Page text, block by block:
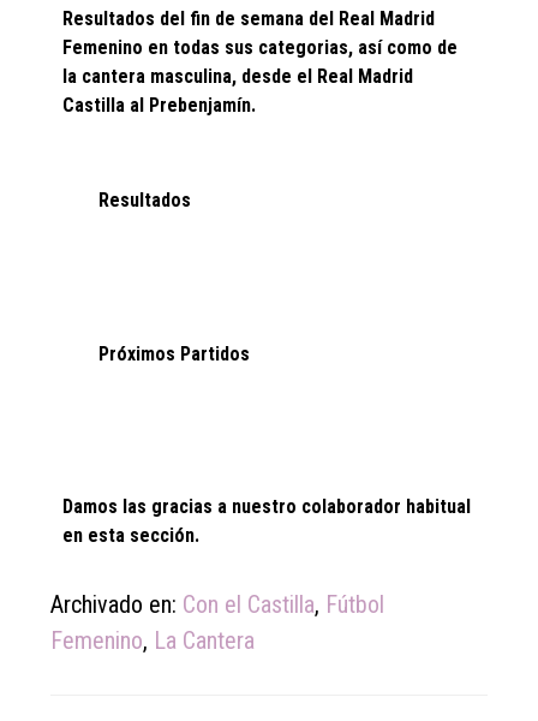
Resultados del fin de semana del Real Madrid
Femenino en todas sus categorias, así como de
la cantera masculina, desde el Real Madrid
Castilla al Prebenjamín.
Resultados
Próximos Partidos
Damos las gracias a nuestro colaborador habitual
en esta sección.
Archivado en: Con el Castilla, Fútbol
Femenino, La Cantera